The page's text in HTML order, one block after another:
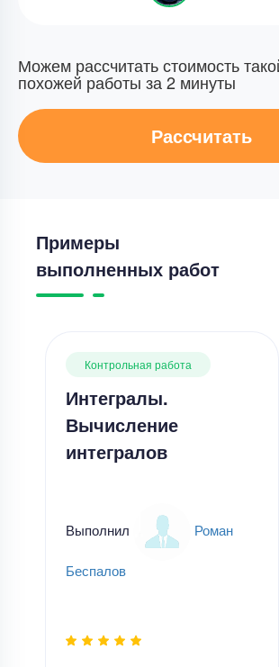
Можем рассчитать стоимость
похожей работы за 2 минуты
Рассчитать
Примеры
выполненных работ
Контрольная работа
Интегралы.
Вычисление
интегралов
Выполнил Роман
Беспалов